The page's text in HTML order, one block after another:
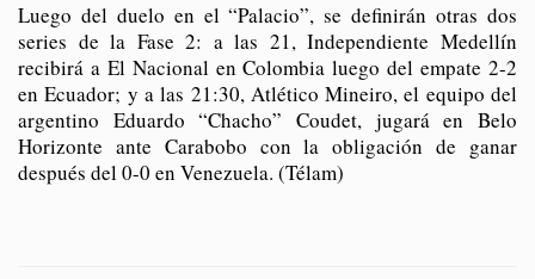
Luego del duelo en el “Palacio”, se definirán otras dos
series de la Fase 2: a las 21, Independiente Medellín
recibirá a El Nacional en Colombia luego del empate 2-2
en Ecuador; y a las 21:30, Atlético Mineiro, el equipo del
argentino Eduardo “Chacho” Coudet, jugará en Belo
Horizonte ante Carabobo con la obligación de ganar
después del 0-0 en Venezuela. (Télam)